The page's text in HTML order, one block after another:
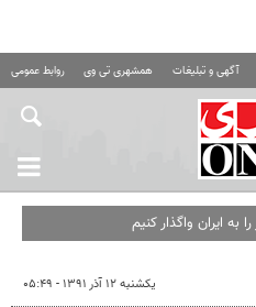
آگهی و تبلیغات همشهری تی وی روابط عمومی
یکشنبه ۱۲ آذر ۱۳۹۱ - ۰۵:۴۹